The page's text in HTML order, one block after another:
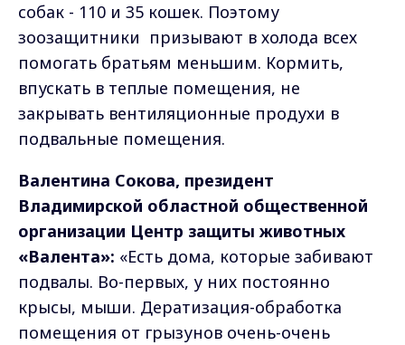
собак - 110 и 35 кошек. Поэтому
зоозащитники призывают в холода всех
помогать братьям меньшим. Кормить,
впускать в теплые помещения, не
закрывать вентиляционные продухи в
подвальные помещения.
Валентина Сокова, президент
Владимирской областной общественной
организации Центр защиты животных
«Валента»: «Есть дома, которые забивают
подвалы. Во-первых, у них постоянно
крысы, мыши. Дератизация-обработка
помещения от грызунов очень-очень